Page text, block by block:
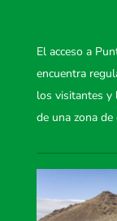
El acceso a
encuentra
los visitantes y
de una zona